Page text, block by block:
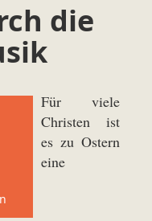
die
Für viele
Christen ist
es zu Ostern
eine